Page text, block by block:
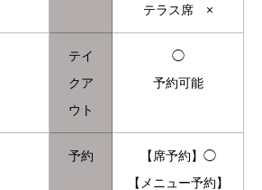
テラス席 ×
テイ
クア
ウト
◯
予約可能
予約
【席予約】◯
【メニュー予約】